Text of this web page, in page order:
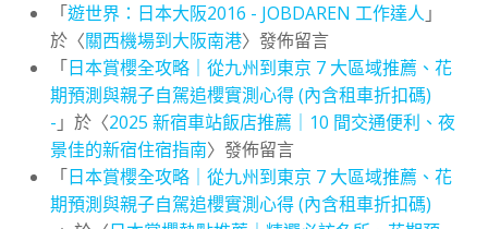
「遊世界：日本大阪2016 - JOBDAREN 工作達人 」
於〈關西機場到大阪南港〉發佈留言
「日本賞櫻全攻略｜從九州到東京 7 大區域推薦、花
期預測與親子自駕追櫻實測心得 (內含租車折扣碼)
- 」於〈2025 新宿車站飯店推薦｜10 間交通便利、夜
景佳的新宿住宿指南〉發佈留言
「日本賞櫻全攻略｜從九州到東京 7 大區域推薦、花
期預測與親子自駕追櫻實測心得 (內含租車折扣碼)